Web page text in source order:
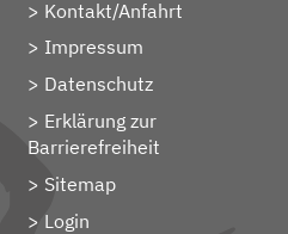
Kontakt/Anfahrt
Impressum
Datenschutz
Erklärung zur
Barrierefreiheit
Sitemap
> Login